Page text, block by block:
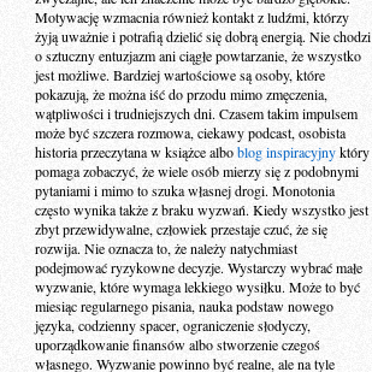
Motywację wzmacnia również kontakt z ludźmi, którzy
żyją uważnie i potrafią dzielić się dobrą energią. Nie chodzi
o sztuczny entuzjazm ani ciągłe powtarzanie, że wszystko
jest możliwe. Bardziej wartościowe są osoby, które
pokazują, że można iść do przodu mimo zmęczenia,
wątpliwości i trudniejszych dni. Czasem takim impulsem
może być szczera rozmowa, ciekawy podcast, osobista
historia przeczytana w książce alboblog inspiracyjnyktóry
pomaga zobaczyć, że wiele osób mierzy się z podobnymi
pytaniami i mimo to szuka własnej drogi. Monotonia
często wynika także z braku wyzwań. Kiedy wszystko jest
zbyt przewidywalne, człowiek przestaje czuć, że się
rozwija. Nie oznacza to, że należy natychmiast
podejmować ryzykowne decyzje. Wystarczy wybrać małe
wyzwanie, które wymaga lekkiego wysiłku. Może to być
miesiąc regularnego pisania, nauka podstaw nowego
języka, codzienny spacer, ograniczenie słodyczy,
uporządkowanie finansów albo stworzenie czegoś
własnego. Wyzwanie powinno być realne, ale na tyle